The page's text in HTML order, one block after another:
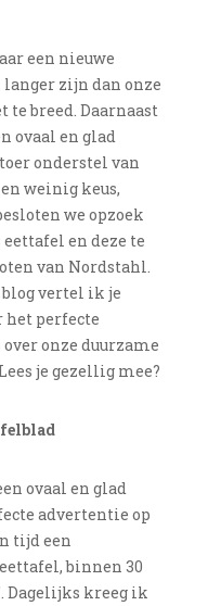
een nieuwe
zijn dan onze
breed. Daarnaast
ovaal en glad
onderstel van
weinig keus,
we opzoek
en deze te
van Nordstahl.
blog vertel ik je
het perfecte
onze duurzame
je gezellig mee?
ovaal en glad
advertentie op
tijd een
binnen 30
Dagelijks kreeg ik